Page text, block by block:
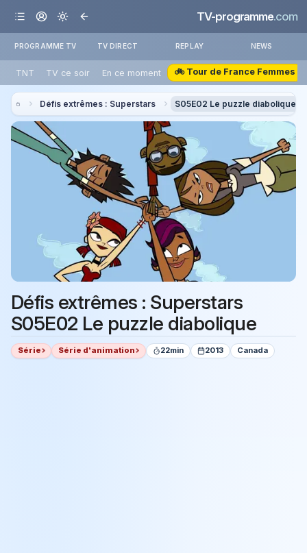
TV-programme.com
PROGRAMME TV TV DIRECT REPLAY NEWS
TNT TV ce soir En ce moment 🚲 Tour de France Femmes
Défis extrêmes : Superstars S05E02 Le puzzle diabolique
Défis extrêmes : Superstars
S05E02 Le puzzle diabolique
Série Série d'animation 22min 2013 Canada